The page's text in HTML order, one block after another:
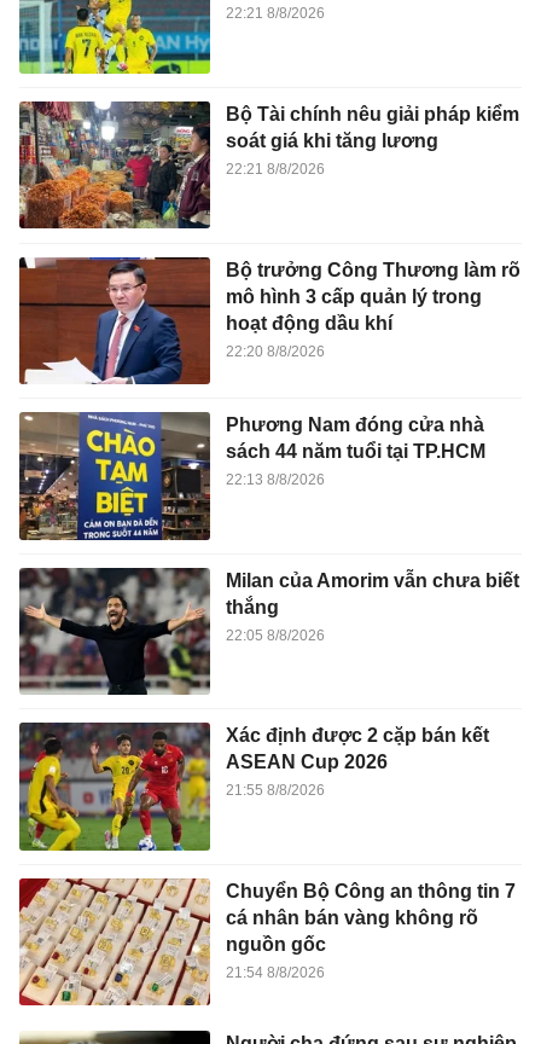
22:21 8/8/2026
Bộ Tài chính nêu giải pháp kiểm
soát giá khi tăng lương
22:21 8/8/2026
Bộ trưởng Công Thương làm rõ
mô hình 3 cấp quản lý trong
hoạt động dầu khí
22:20 8/8/2026
Phương Nam đóng cửa nhà
sách 44 năm tuổi tại TP.HCM
22:13 8/8/2026
Milan của Amorim vẫn chưa biết
thắng
22:05 8/8/2026
Xác định được 2 cặp bán kết
ASEAN Cup 2026
21:55 8/8/2026
Chuyển Bộ Công an thông tin 7
cá nhân bán vàng không rõ
nguồn gốc
21:54 8/8/2026